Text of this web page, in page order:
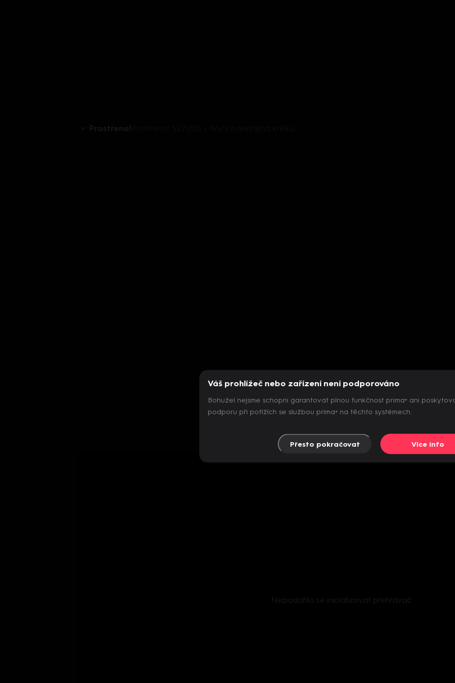
Nepodařilo se inicializovat přehrávač
Váš prohlížeč nebo zařízení není podporováno
Bohužel nejsme schopni garantovat plnou funkčnost prima+ ani
podporu při potížích se službou prima+ na těchto systémech.
Přesto pokračovat Více info